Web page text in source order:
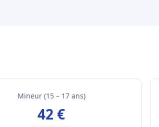
Mineur (15 – 17 ans)
42 €